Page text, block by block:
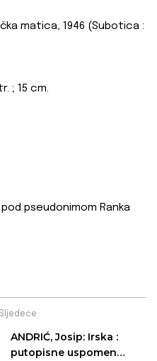
matica, 1946 (Subotica :
; 15 cm.
pseudonimom Ranka
Sljedeće
ANDRIĆ, Josip: Irska :
putopisne uspomene